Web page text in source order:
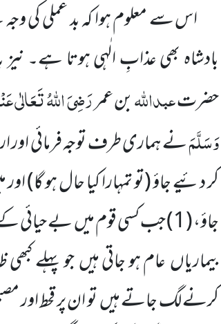
اس سے معلوم ہوا کہ بد عملی کی
بادشاہ بھی عذابِ الٰہی ہوتا ہے۔
حضرتعبداللّٰہبن عمررَضِیَ اللّٰہُ تَعَالٰی
وَسَلَّمَنے ہماری طرف توجہ فرمائی اور
کر دئیے جاؤ(تو تمہارا کیا حال ہو گا)
جاؤ، (1) جب کسی قوم میںبے حیائی
بیماریاںعام ہو جاتی ہیںجو پہلے
کرنے لگ جاتے ہیںتو ان پر قحط اور